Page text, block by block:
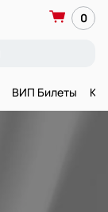
0
ВИП Билеты